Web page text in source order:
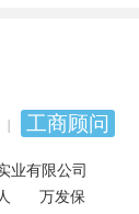
工商顾问
业有限公司